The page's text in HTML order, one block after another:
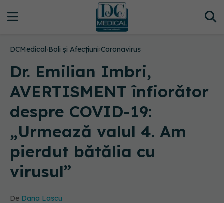
DCMedical›Boli și Afecțiuni›Coronavirus
Dr. Emilian Imbri,
AVERTISMENT înfiorător
despre COVID-19:
„Urmează valul 4. Am
pierdut bătălia cu
virusul”
De Dana Lascu